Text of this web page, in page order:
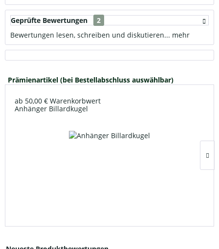
Geprüfte Bewertungen
2
Bewertungen lesen, schreiben und diskutieren... mehr
Prämienartikel (bei Bestellabschluss auswählbar)
ab 50,00 € Warenkorbwert
Anhänger Billardkugel